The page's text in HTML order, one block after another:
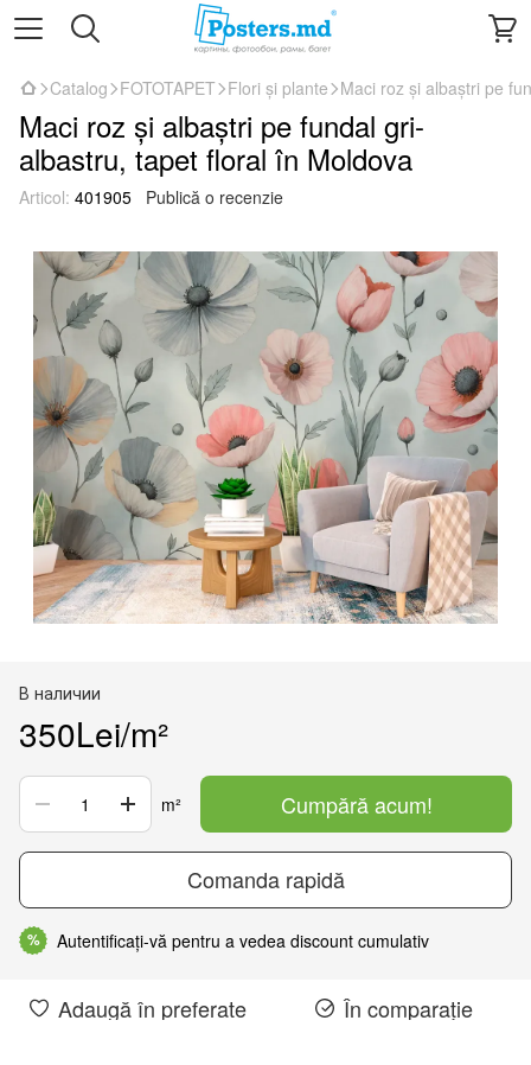
Catalog FOTOTAPET Flori și plante Maci roz și albaștri pe
Maci roz și albaștri pe fundal gri-
albastru, tapet floral în Moldova
Articol: 401905 Publică o recenzie
В наличии
350Lei/m²
m² Cumpără acum!
Comanda rapidă
% Autentificați-vă pentru a vedea discount cumulativ
Adaugă în preferate În comparație